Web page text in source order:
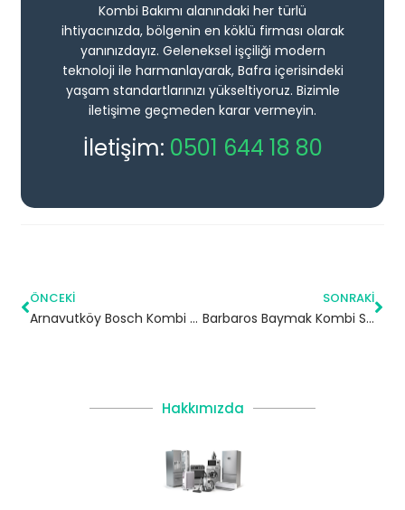
Kombi Bakımı alanındaki her türlü
ihtiyacınızda, bölgenin en köklü firması olarak
yanınızdayız. Geleneksel işçiliği modern
teknoloji ile harmanlayarak, Bafra içerisindeki
yaşam standartlarınızı yükseltiyoruz. Bizimle
iletişime geçmeden karar vermeyin.
İletişim: 0501 644 18 80
ÖNCEKI
Arnavutköy Bosch Kombi Servisi – Beşiktaş Yetkili Servis
SONRAKI
Barbaros Baymak Kombi Servisi – Esenyurt Yetkili Servis
Hakkımızda